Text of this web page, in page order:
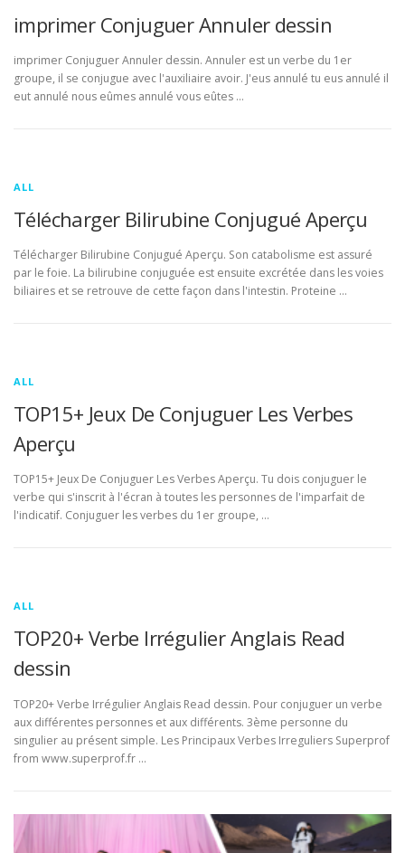
imprimer Conjuguer Annuler dessin
imprimer Conjuguer Annuler dessin. Annuler est un verbe du 1er
groupe, il se conjugue avec l'auxiliaire avoir. J'eus annulé tu eus annulé il
eut annulé nous eûmes annulé vous eûtes …
ALL
Télécharger Bilirubine Conjugué Aperçu
Télécharger Bilirubine Conjugué Aperçu. Son catabolisme est assuré
par le foie. La bilirubine conjuguée est ensuite excrétée dans les voies
biliaires et se retrouve de cette façon dans l'intestin. Proteine …
ALL
TOP15+ Jeux De Conjuguer Les Verbes
Aperçu
TOP15+ Jeux De Conjuguer Les Verbes Aperçu. Tu dois conjuguer le
verbe qui s'inscrit à l'écran à toutes les personnes de l'imparfait de
l'indicatif. Conjuguer les verbes du 1er groupe, …
ALL
TOP20+ Verbe Irrégulier Anglais Read
dessin
TOP20+ Verbe Irrégulier Anglais Read dessin. Pour conjuguer un verbe
aux différentes personnes et aux différents. 3ème personne du
singulier au présent simple. Les Principaux Verbes Irreguliers Superprof
from www.superprof.fr …